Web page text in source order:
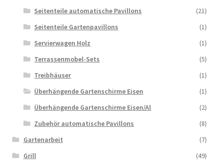
Seitenteile automatische Pavillons
(21)
Seitenteile Gartenpavillons
(1)
Servierwagen Holz
(1)
Terrassenmobel-Sets
(5)
Treibhäuser
(1)
Überhängende Gartenschirme Eisen
(1)
Überhängende Gartenschirme Eisen/Al
(2)
Zubehör automatische Pavillons
(8)
Gartenarbeit
(7)
Grill
(49)